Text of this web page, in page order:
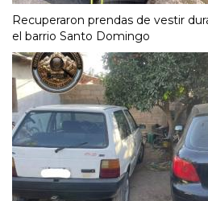
Recuperaron prendas de vestir
el barrio Santo Domingo